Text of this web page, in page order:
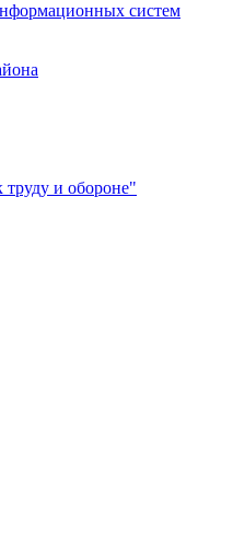
систем
труду и обороне"